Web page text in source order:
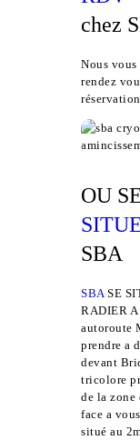
chez
Nous
rendez
OU
SBA
SBASE
RADIER
autoroute
prendre a
devant
tricolore
de la zone
face a
situé au